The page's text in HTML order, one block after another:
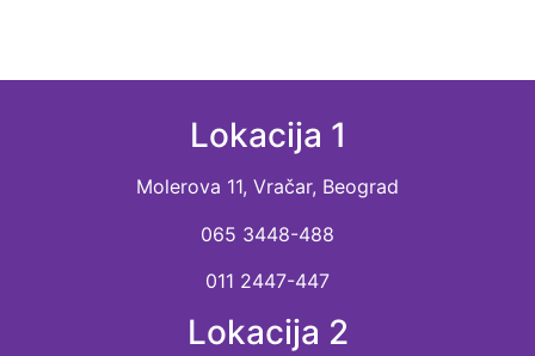
Lokacija 1
Molerova 11, Vračar, Beograd
065 3448-488
011 2447-447
Lokacija 2